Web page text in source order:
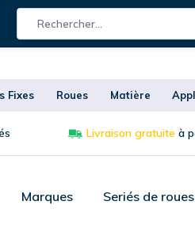
Fixes Roues Matière
Livraison gratuite à
Marques Seriés de roues